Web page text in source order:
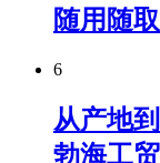
随用随
6
从产地
勃海工